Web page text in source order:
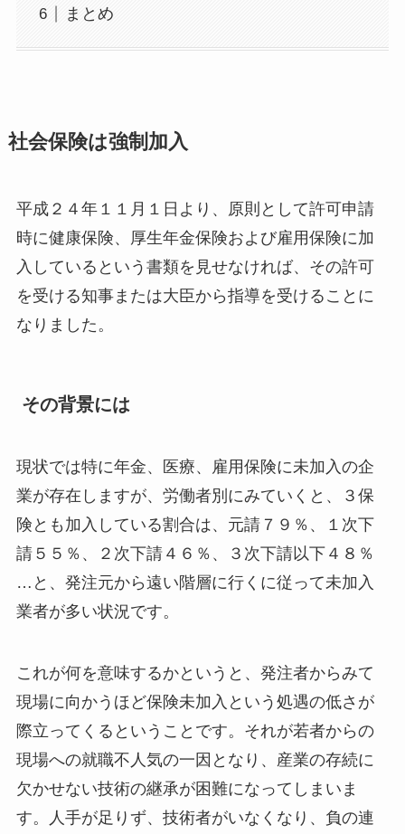
まとめ
社会保険は強制加入
平成２４年１１月１日より、原則として許可申請
時に健康保険、厚生年金保険および雇用保険に加
入しているという書類を見せなければ、その許可
を受ける知事または大臣から指導を受けることに
なりました。
その背景には
現状では特に年金、医療、雇用保険に未加入の企
業が存在しますが、労働者別にみていくと、３保
険とも加入している割合は、元請７９％、１次下
請５５％、２次下請４６％、３次下請以下４８％
…と、発注元から遠い階層に行くに従って未加入
業者が多い状況です。
これが何を意味するかというと、発注者からみて
現場に向かうほど保険未加入という処遇の低さが
際立ってくるということです。それが若者からの
現場への就職不人気の一因となり、産業の存続に
欠かせない技術の継承が困難になってしまいま
す。人手が足りず、技術者がいなくなり、負の連